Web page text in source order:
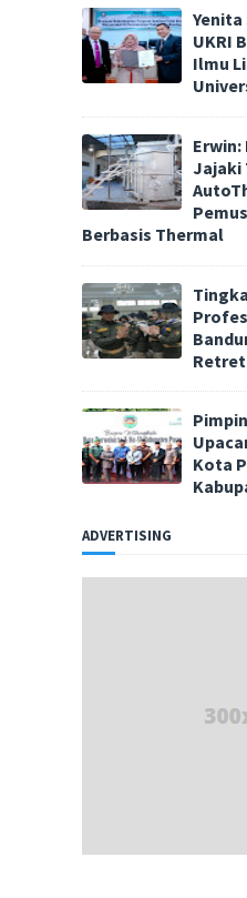
Yenita
UKRI
Ilmu
Jajaki
Berbasis Thermal
Retret
Kota
ADVERTISING